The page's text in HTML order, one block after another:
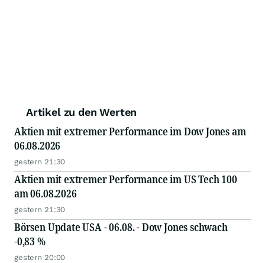
Artikel zu den Werten
Aktien mit extremer Performance im Dow Jones am
06.08.2026
gestern 21:30
Aktien mit extremer Performance im US Tech 100
am 06.08.2026
gestern 21:30
Börsen Update USA - 06.08. - Dow Jones schwach
-0,83 %
gestern 20:00